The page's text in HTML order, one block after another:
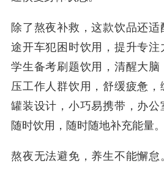
除了熬夜补救，这款饮品还
途开车犯困时饮用，提升专注
学生备考刷题饮用，清醒大
压工作人群饮用，舒缓疲惫
罐装设计，小巧易携带，办
随时饮用，随时随地补充能量。
熬夜无法避免，养生不能懈